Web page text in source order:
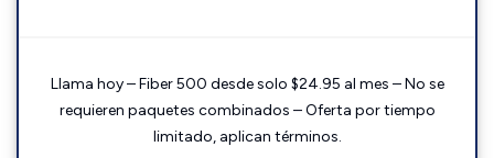
Llama hoy – Fiber 500 desde solo $24.95 al mes – No se
requieren paquetes combinados – Oferta por tiempo
limitado, aplican términos.